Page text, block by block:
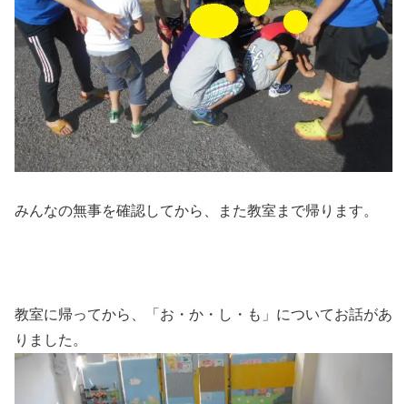
みんなの無事を確認してから、また教室まで帰ります。
教室に帰ってから、「お・か・し・も」についてお話があ
りました。